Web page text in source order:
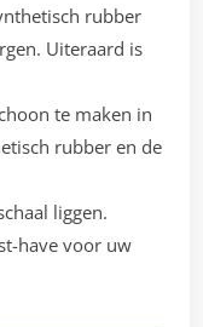
rubber
Uiteraard is
te maken in
rubber en de
liggen.
have voor uw